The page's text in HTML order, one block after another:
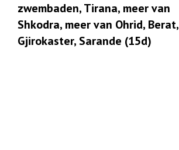
zwembaden, Tirana, meer van
Shkodra, meer van Ohrid, Berat,
Gjirokaster, Sarande (15d)